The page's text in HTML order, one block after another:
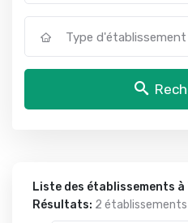
Type d'établissement
Liste des établissements
Résultats: 2 établissements